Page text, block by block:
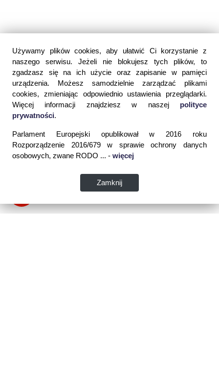
Używamy plików cookies, aby ułatwić Ci korzystanie z
naszego serwisu. Jeżeli nie blokujesz tych plików, to
zgadzasz się na ich użycie oraz zapisanie w pamięci
urządzenia. Możesz samodzielnie zarządzać plikami
cookies, zmieniając odpowiednio ustawienia przeglądarki.
Więcej informacji znajdziesz w naszej polityce
prywatności.
Parlament Europejski opublikował w 2016 roku
Rozporządzenie 2016/679 w sprawie ochrony danych
osobowych, zwane RODO ... - więcej
Zamknij